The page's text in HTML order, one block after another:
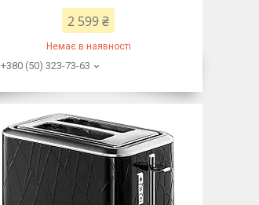
2 599 ₴
Немає в наявності
+380 (50) 323-73-63